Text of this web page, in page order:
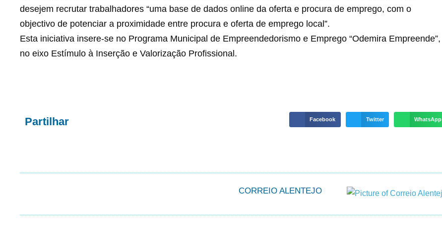
desejem recrutar trabalhadores “uma base de dados online da oferta e procura de emprego, com o
objectivo de potenciar a proximidade entre procura e oferta de emprego local”.
Esta iniciativa insere-se no Programa Municipal de Empreendedorismo e Emprego “Odemira Empreende”,
no eixo Estímulo à Inserção e Valorização Profissional.
Partilhar Facebook Twitter WhatsApp
CORREIO ALENTEJO